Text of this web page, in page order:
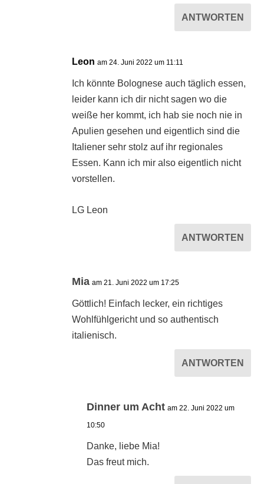
ANTWORTEN
Leon am 24. Juni 2022 um 11:11
Ich könnte Bolognese auch täglich essen,
leider kann ich dir nicht sagen wo die
weiße her kommt, ich hab sie noch nie in
Apulien gesehen und eigentlich sind die
Italiener sehr stolz auf ihr regionales
Essen. Kann ich mir also eigentlich nicht
vorstellen.
LG Leon
ANTWORTEN
Mia am 21. Juni 2022 um 17:25
Göttlich! Einfach lecker, ein richtiges
Wohlfühlgericht und so authentisch
italienisch.
ANTWORTEN
Dinner um Acht am 22. Juni 2022 um
10:50
Danke, liebe Mia!
Das freut mich.